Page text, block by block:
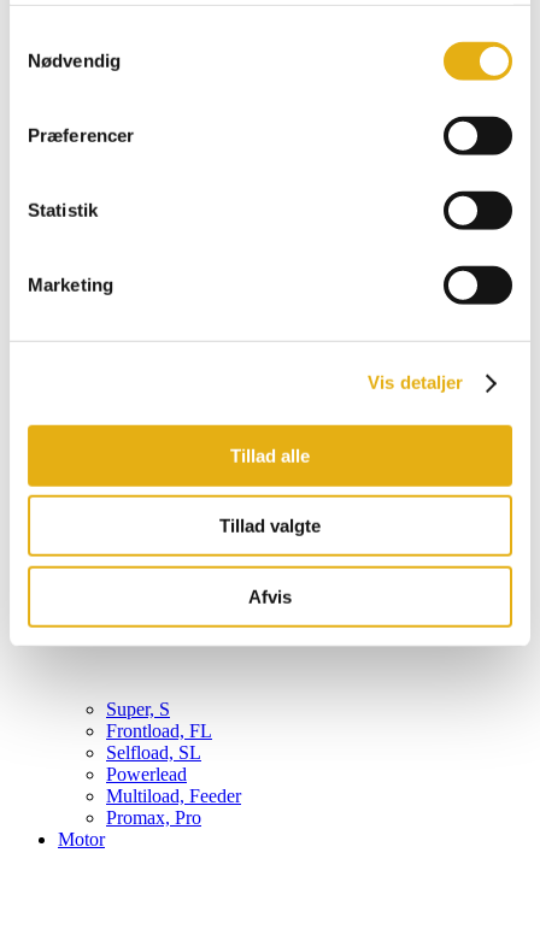
Nødvendig
Præferencer
Statistik
Marketing
Vis detaljer
Tillad alle
Tillad valgte
Afvis
Frontload, FL
Powerlead
Comfort
Bobman udstyr
Super, S
Frontload, FL
Selfload, SL
Powerlead
Multiload, Feeder
Promax, Pro
Motor